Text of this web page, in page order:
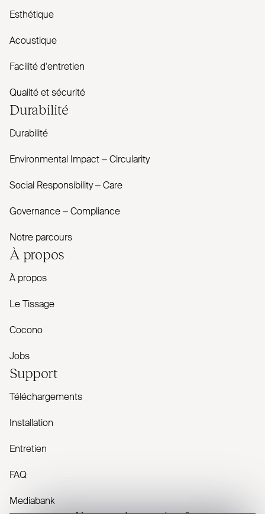
Esthétique
Acoustique
Facilité d'entretien
Qualité et sécurité
Durabilité
Durabilité
Envi­ronmental Impact – Cir­cularity
Social Responsibility – Care
Governance – Com­pliance
Notre parcours
À propos
À propos
Le Tissage
Cocono
Jobs
Support
Téléchargements
Installation
Entretien
FAQ
Mediabank